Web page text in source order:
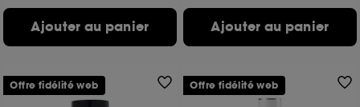
Ajouter au panier Ajouter au panier
Offre fidélité web Offre fidélité web